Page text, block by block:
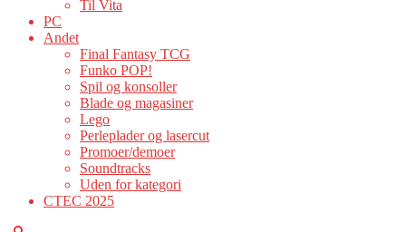
Til Vita
PC
Andet
Final Fantasy TCG
Funko POP!
Spil og konsoller
Blade og magasiner
Lego
Perleplader og lasercut
Promoer/demoer
Soundtracks
Uden for kategori
CTEC 2025